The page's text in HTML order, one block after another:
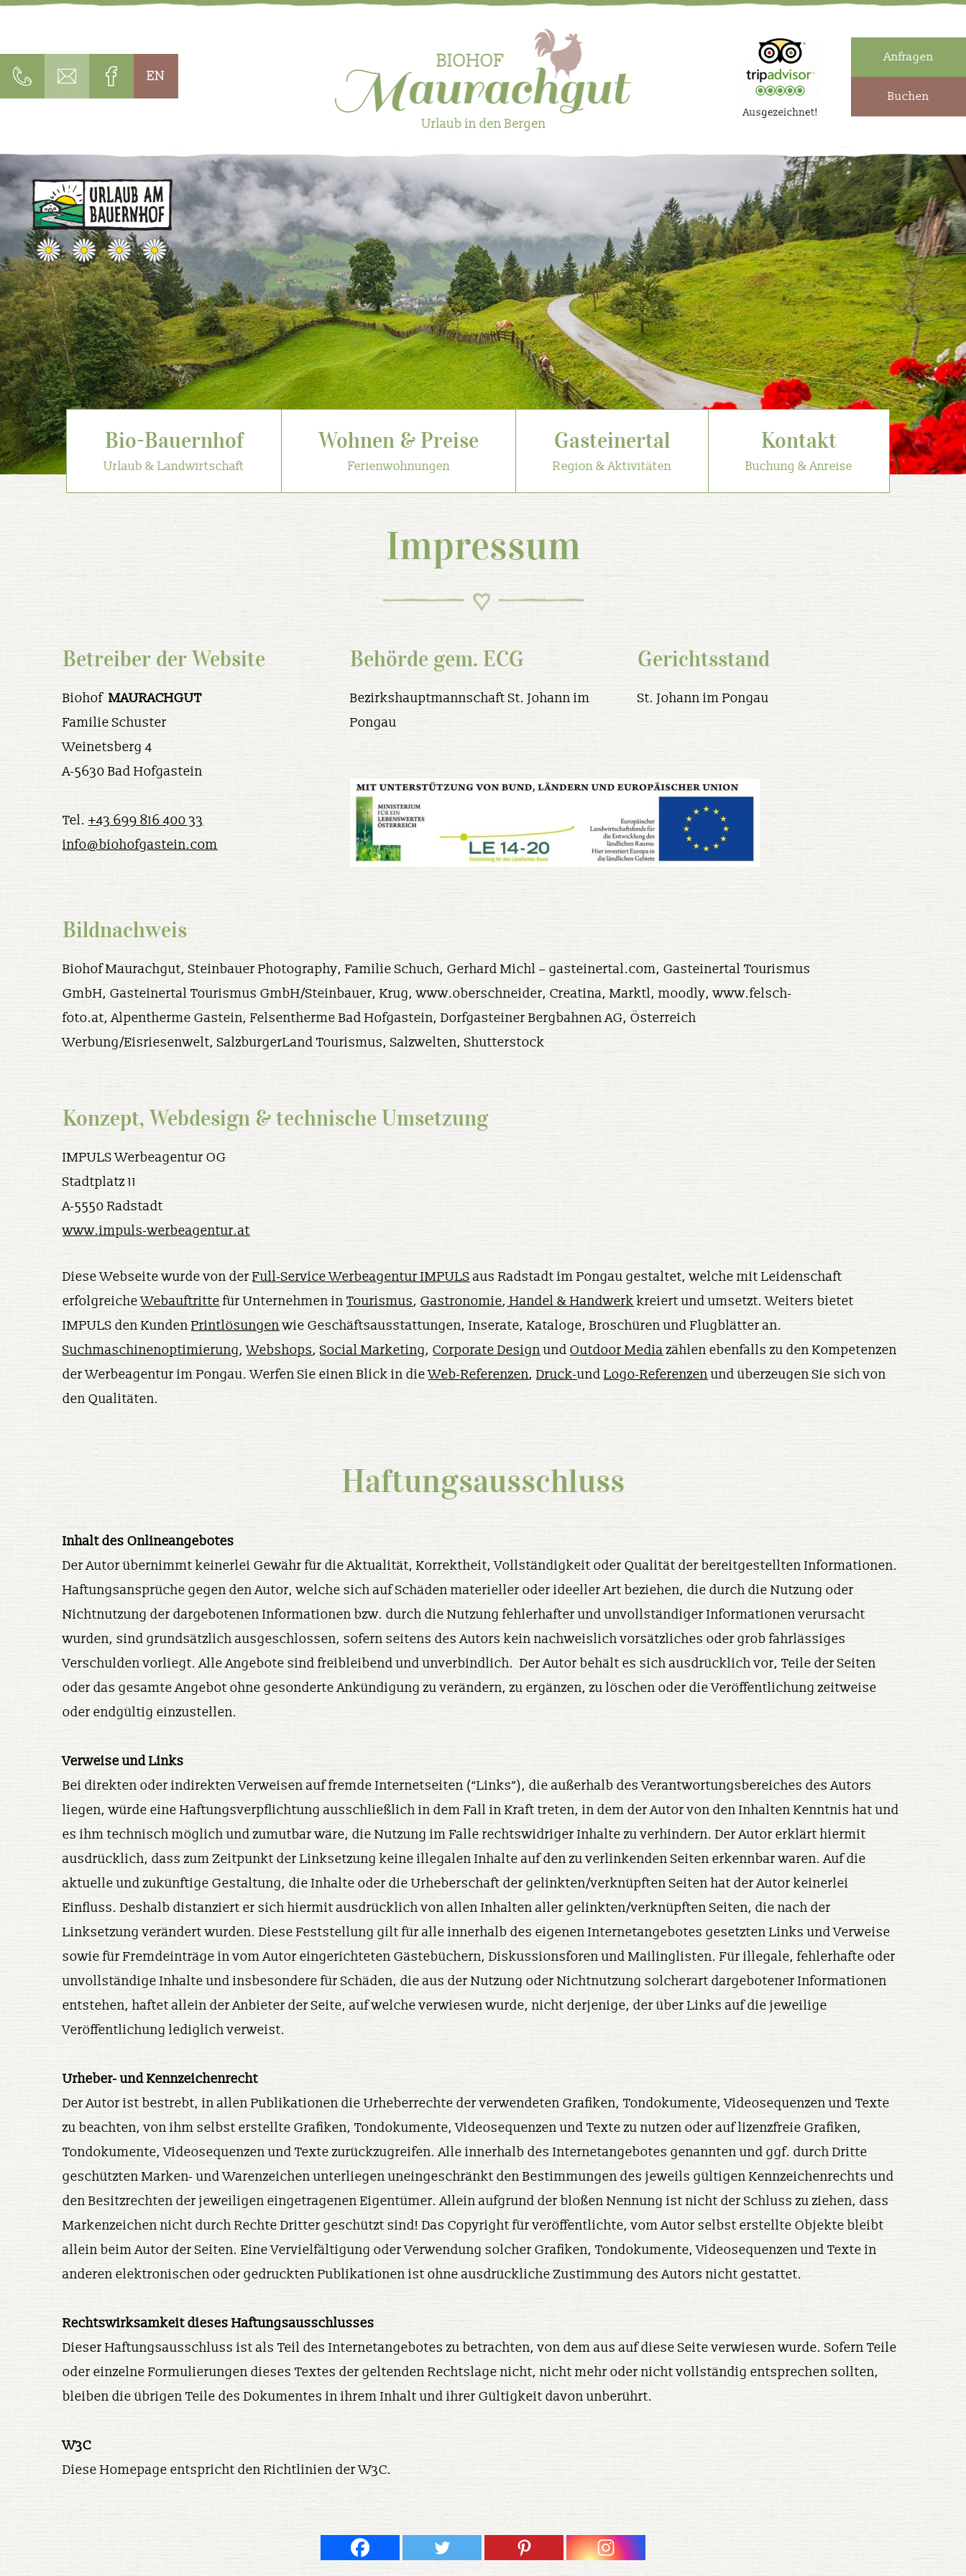
Anfragen
Buchen
Bio-Bauernhof
Urlaub & Landwirtschaft
Wohnen & Preise
Ferienwohnungen
Gasteinertal
Region & Aktivitäten
Kontakt
Buchung & Anreise
Impressum
Betreiber der Website
BiohofMAURACHGUT
Familie Schuster
Weinetsberg 4
A-5630 Bad Hofgastein
Tel. +43 699 816 400 33
info@biohofgastein.com
Behörde gem. ECG
Bezirkshauptmannschaft St. Johann im
Pongau
Gerichtsstand
St. Johann im Pongau
Bildnachweis
Biohof Maurachgut, Steinbauer Photography, Familie Schuch, Gerhard Michl – gasteinertal.com, Gasteinertal Tourismus
GmbH, Gasteinertal Tourismus GmbH/Steinbauer, Krug, www.oberschneider, Creatina, Marktl, moodly, www.felsch-
foto.at,Alpentherme Gastein, Felsentherme Bad Hofgastein, Dorfgasteiner Bergbahnen AG, Österreich
Werbung/Eisriesenwelt, SalzburgerLand Tourismus, Salzwelten, Shutterstock
Konzept, Webdesign & technische Umsetzung
IMPULS Werbeagentur OG
Stadtplatz 11
A-5550 Radstadt
www.impuls-werbeagentur.at
Diese Webseite wurde von der Full-Service Werbeagentur IMPULSaus Radstadt im Pongau gestaltet, welche mit Leidenschaft
erfolgreicheWebauftritte für Unternehmen in Tourismus, Gastronomie, Handel & Handwerk kreiert und umsetzt. Weiters bietet
IMPULS den Kunden Printlösungenwie Geschäftsausstattungen, Inserate, Kataloge, Broschüren und Flugblätter an.
Suchmaschinenoptimierung,Webshops, Social Marketing, Corporate Designund Outdoor Media zählen ebenfalls zu den Kompetenzen
der Werbeagentur im Pongau. Werfen Sie einen Blick in dieWeb-Referenzen, Druck-und Logo-Referenzenund überzeugen Sie sich von
den Qualitäten.
Haftungsausschluss
Inhalt des Onlineangebotes
Der Autor übernimmt keinerlei Gewähr für die Aktualität, Korrektheit, Vollständigkeit oder Qualität der bereitgestellten Informationen.
Haftungsansprüche gegen den Autor, welche sich auf Schäden materieller oder ideeller Art beziehen, die durch die Nutzung oder
Nichtnutzung der dargebotenen Informationen bzw. durch die Nutzung fehlerhafter und unvollständiger Informationen verursacht
wurden, sind grundsätzlich ausgeschlossen, sofern seitens des Autors kein nachweislich vorsätzliches oder grob fahrlässiges
Verschulden vorliegt. Alle Angebote sind freibleibend und unverbindlich. Der Autor behält es sich ausdrücklich vor, Teile der Seiten
oder das gesamte Angebot ohne gesonderte Ankündigung zu verändern, zu ergänzen, zu löschen oder die Veröffentlichung zeitweise
oder endgültig einzustellen.
Verweise und Links
Bei direkten oder indirekten Verweisen auf fremde Internetseiten (“Links”), die außerhalb des Verantwortungsbereiches des Autors
liegen, würde eine Haftungsverpflichtung ausschließlich in dem Fall in Kraft treten, in dem der Autor von den Inhalten Kenntnis hat und
es ihm technisch möglich und zumutbar wäre, die Nutzung im Falle rechtswidriger Inhalte zu verhindern. Der Autor erklärt hiermit
ausdrücklich, dass zum Zeitpunkt der Linksetzung keine illegalen Inhalte auf den zu verlinkenden Seiten erkennbar waren. Auf die
aktuelle und zukünftige Gestaltung, die Inhalte oder die Urheberschaft der gelinkten/verknüpften Seiten hat der Autor keinerlei
Einfluss. Deshalb distanziert er sich hiermit ausdrücklich von allen Inhalten aller gelinkten/verknüpften Seiten, die nach der
Linksetzung verändert wurden. Diese Feststellung gilt für alle innerhalb des eigenen Internetangebotes gesetzten Links und Verweise
sowie für Fremdeinträge in vom Autor eingerichteten Gästebüchern, Diskussionsforen und Mailinglisten. Für illegale, fehlerhafte oder
unvollständige Inhalte und insbesondere für Schäden, die aus der Nutzung oder Nichtnutzung solcherart dargebotener Informationen
entstehen, haftet allein der Anbieter der Seite, auf welche verwiesen wurde, nicht derjenige, der über Links auf die jeweilige
Veröffentlichung lediglich verweist.
Urheber- und Kennzeichenrecht
Der Autor ist bestrebt, in allen Publikationen die Urheberrechte der verwendeten Grafiken, Tondokumente, Videosequenzen und Texte
zu beachten, von ihm selbst erstellte Grafiken, Tondokumente, Videosequenzen und Texte zu nutzen oder auf lizenzfreie Grafiken,
Tondokumente, Videosequenzen und Texte zurückzugreifen. Alle innerhalb des Internetangebotes genannten und ggf. durch Dritte
geschützten Marken- und Warenzeichen unterliegen uneingeschränkt den Bestimmungen des jeweils gültigen Kennzeichenrechts und
den Besitzrechten der jeweiligen eingetragenen Eigentümer. Allein aufgrund der bloßen Nennung ist nicht der Schluss zu ziehen, dass
Markenzeichen nicht durch Rechte Dritter geschützt sind! Das Copyright für veröffentlichte, vom Autor selbst erstellte Objekte bleibt
allein beim Autor der Seiten. Eine Vervielfältigung oder Verwendung solcher Grafiken, Tondokumente, Videosequenzen und Texte in
anderen elektronischen oder gedruckten Publikationen ist ohne ausdrückliche Zustimmung des Autors nicht gestattet.
Rechtswirksamkeit dieses Haftungsausschlusses
Dieser Haftungsausschluss ist als Teil des Internetangebotes zu betrachten, von dem aus auf diese Seite verwiesen wurde. Sofern Teile
oder einzelne Formulierungen dieses Textes der geltenden Rechtslage nicht, nicht mehr oder nicht vollständig entsprechen sollten,
bleiben die übrigen Teile des Dokumentes in ihrem Inhalt und ihrer Gültigkeit davon unberührt.
W3C
Diese Homepage entspricht den Richtlinien der W3C.